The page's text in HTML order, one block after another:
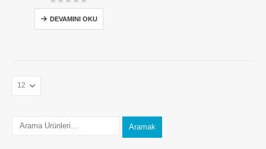
05 üzerinden
DEVAMINI OKU
Aramak
Bize Ulaşın